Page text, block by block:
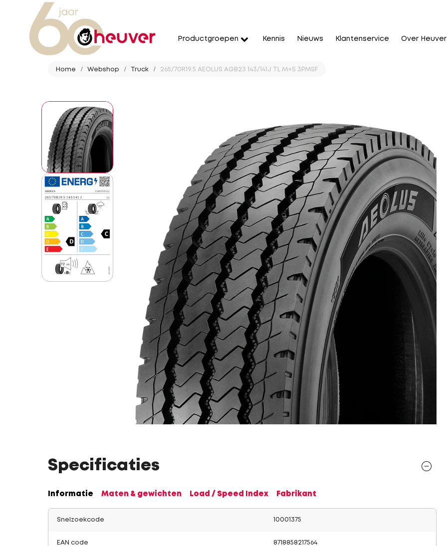
Productgroepen Kennis Nieuws Klantenservice Over Heuver
Home Webshop Truck 265/70R19.5 AEOLUS AGB23 143/141J TL M+S 3PMSF
Specificaties
Informatie Maten & gewichten Load / Speed Index Fabrikant
Snelzoekcode 10001375
EAN code 8718858217564